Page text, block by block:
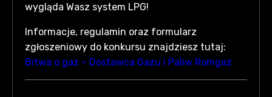
wygląda Wasz system LPG!
Informacje, regulamin oraz formularz
zgłoszeniowy do konkursu znajdziesz tutaj:
Bitwa o gaz – Dostawca Gazu i Paliw Romgaz